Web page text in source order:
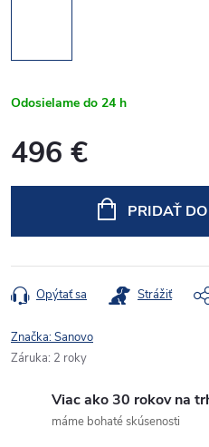
Odosielame do 24 h
496 €
PRIDAŤ
Opýtať sa Strážiť
Značka:Sanovo
Záruka: 2 roky
Viac ako 30 rokov na
máme bohaté skúsenosti